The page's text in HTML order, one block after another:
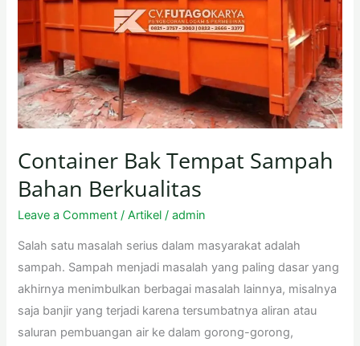
Container Bak Tempat Sampah
Bahan Berkualitas
Leave a Comment /Artikel /admin
Salah satu masalah serius dalam masyarakat adalah
sampah. Sampah menjadi masalah yang paling dasar yang
akhirnya menimbulkan berbagai masalah lainnya, misalnya
saja banjir yang terjadi karena tersumbatnya aliran atau
saluran pembuangan air ke dalam gorong-gorong,